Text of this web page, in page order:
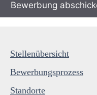
Stellenübersicht
Bewerbungsprozess
Standorte